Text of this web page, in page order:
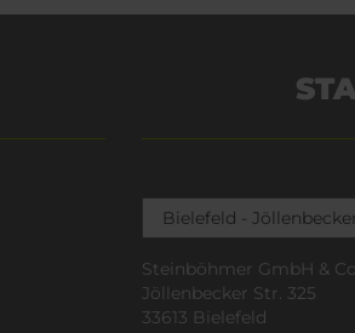
Steinböhmer GmbH &
Jöllenbecker Str. 325
33613 Bielefeld